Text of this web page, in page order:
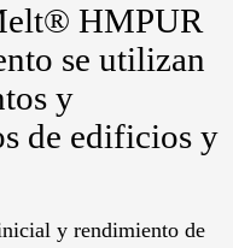
HMPUR
se utilizan
y
de edificios y
y rendimiento de